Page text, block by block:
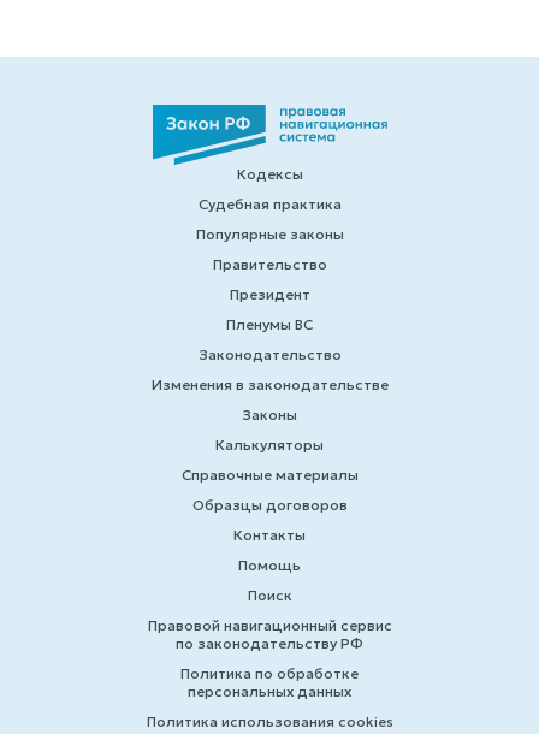
Кодексы
Судебная практика
Популярные законы
Правительство
Президент
Пленумы ВС
Законодательство
Изменения в законодательстве
Законы
Калькуляторы
Справочные материалы
Образцы договоров
Контакты
Помощь
Поиск
Правовой навигационный сервис
по законодательству РФ
Политика по обработке
персональных данных
Политика использования cookies